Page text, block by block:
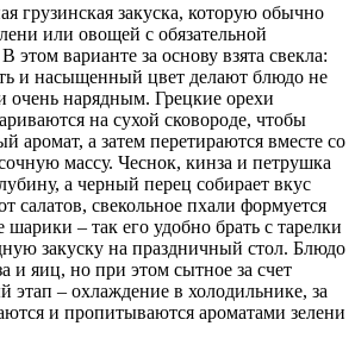
грузинская закуска, которую обычно
или овощей с обязательной
этом варианте за основу взята свекла:
и насыщенный цвет делают блюдо не
очень нарядным. Грецкие орехи
на сухой сковороде, чтобы
аромат, а затем перетираются вместе со
массу. Чеснок, кинза и петрушка
а черный перец собирает вкус
салатов, свекольное пхали формуется
– так его удобно брать с тарелки
закуску на праздничный стол. Блюдо
и яиц, но при этом сытное за счет
этап – охлаждение в холодильнике, за
и пропитываются ароматами зелени